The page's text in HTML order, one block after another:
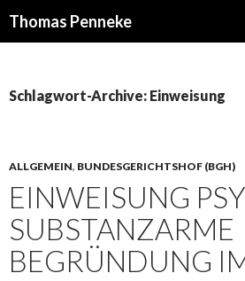
Thomas Penneke
Schlagwort-Archive: Einweisung
ALLGEMEIN, BUNDESGERICHTSHOF (BGH)
EINWEISUNG
SUBSTANZARME
BEGRÜNDUNG